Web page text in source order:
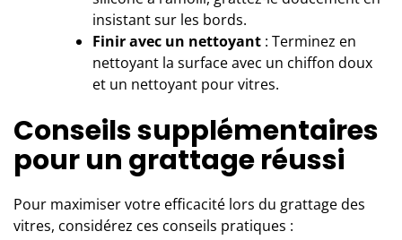
insistant sur les bords.
Finir avec un nettoyant : Terminez en
nettoyant la surface avec un chiffon doux
et un nettoyant pour vitres.
Conseils supplémentaires
pour un grattage réussi
Pour maximiser votre efficacité lors du grattage des
vitres, considérez ces conseils pratiques :